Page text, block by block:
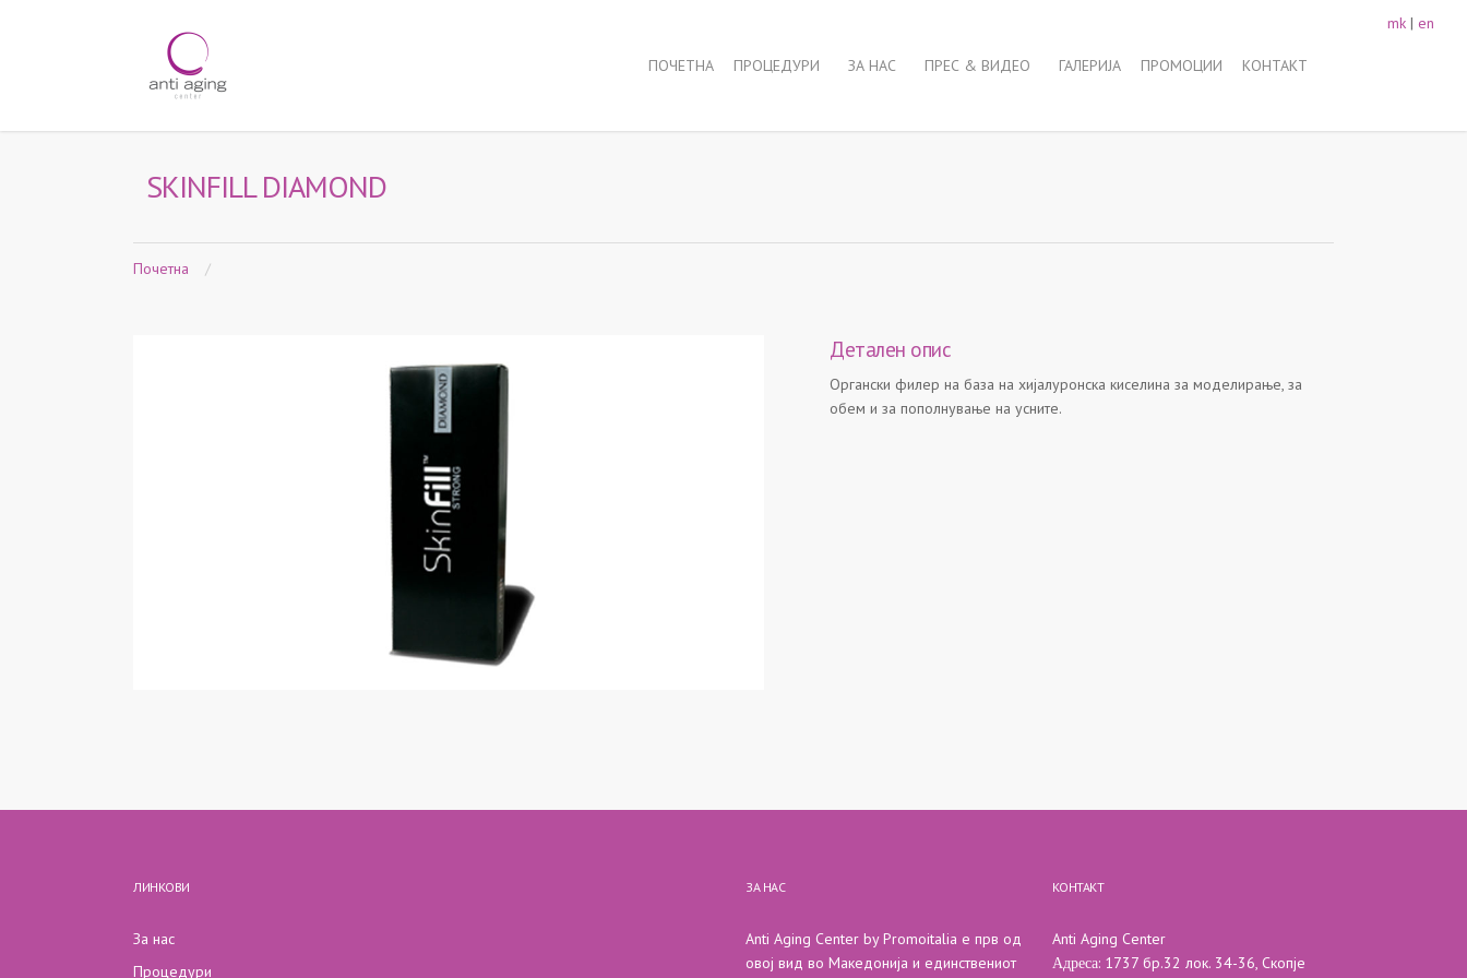
mk | en
ПОЧЕТНА ПРОЦЕДУРИ ЗА НАС ПРЕС & ВИДЕО ГАЛЕРИЈА ПРОМОЦИИ КОНТАКТ
SKINFILL DIAMOND
Почетна /
Детален опис
Oргански филер на база на хијалуронска киселина за моделирање, за
обем и за пополнување на усните.
ЛИНКОВИ
За нас
Процедури
ЗА НАС
Anti Aging Center by Promoitalia е прв од
овој вид во Македонија и единствениот
КОНТАКТ
Anti Aging Center
Адреса: 1737 бр.32 лок. 34-36, Скопје